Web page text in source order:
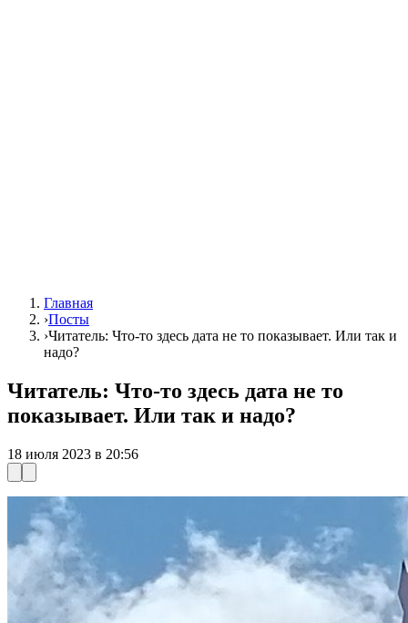
Главная
›Посты
›Читатель: Что-то здесь дата не то показывает. Или так и
надо?
Читатель: Что-то здесь дата не то
показывает. Или так и надо?
18 июля 2023 в 20:56